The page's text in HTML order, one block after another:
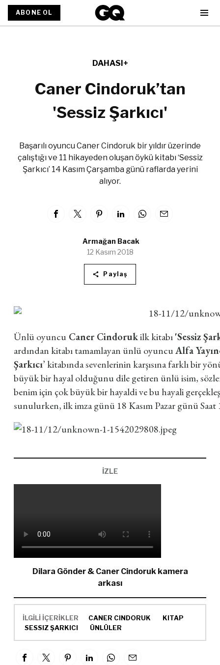
ABONE OL
DAHASI+
Caner Cindoruk’tan
'Sessiz Şarkıcı'
Başarılı oyuncu Caner Cindoruk bir yıldır üzerinde
çalıştığı ve 11 hikayeden oluşan öykü kitabı ‘Sessiz
Şarkıcı’ 14 Kasım Çarşamba günü raflarda yerini
alıyor.
Armağan Bacak
12 Kasım 2018
Paylaş
Ünlü oyuncu Caner Cindorukilk kitabı'Sessiz
ardından kitabı tamamlayan ünlü oyuncuAlfa
Şarkıcı’ kitabında sevenlerinin karşısına farklı bir
büyük bir hayal olduğunu dile getiren ünlü isim,
benim için çok büyük bir hayaldi ve bu hayali
sunulurken, ilk imza günü 18 Kasım Pazar günü
İZLE
Dilara Gönder & Caner Cindoruk kamera
arkası
İLGİLİ İÇERİKLER CANER CINDORUK
KITAP
SESSIZ ŞARKICI
ÜNLÜLER